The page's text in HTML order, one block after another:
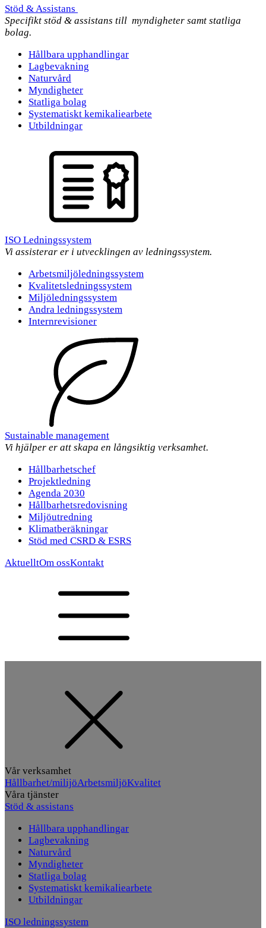
Stöd & Assistans
Specifikt stöd & assistans till myndigheter samt statliga
bolag.
Hållbara upphandlingar
Lagbevakning
Naturvård
Myndigheter
Statliga bolag
Systematiskt kemikaliearbete
Utbildningar
ISO Ledningssystem
Vi assisterar er i utvecklingen av ledningssystem.
Arbetsmiljöledningssystem
Kvalitetsledningssystem
Miljöledningssystem
Andra ledningssystem
Internrevisioner
Sustainable management
Vi hjälper er att skapa en långsiktig verksamhet.
Hållbarhetschef
Projektledning
Agenda 2030
Hållbarhetsredovisning
Miljöutredning
Klimatberäkningar
Stöd med CSRD & ESRS
AktuelltOm ossKontakt
Vår verksamhet
Hållbarhet/milijöArbetsmiljöKvalitet
Våra tjänster
Stöd & assistans
Hållbara upphandlingar
Lagbevakning
Naturvård
Myndigheter
Statliga bolag
Systematiskt kemikaliearbete
Utbildningar
ISO ledningssystem